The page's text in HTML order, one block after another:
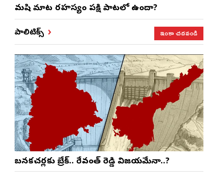
మనిషి మాట రహస్యం పక్షి పాటలో ఉందా?
పాలిటిక్స్ ఇంకా చదవండి
బనకచర్లకు బ్రేక్.. రేవంత్ రెడ్డి విజయమేనా..?